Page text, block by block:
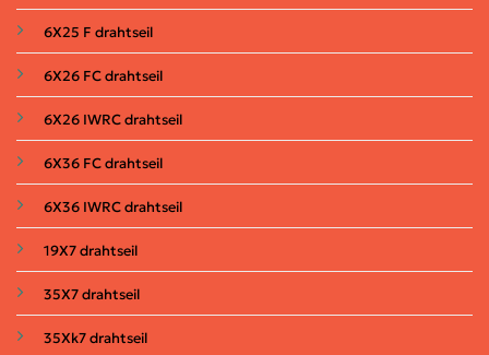
6X25 F drahtseil
6X26 FC drahtseil
6X26 IWRCdrahtseil
6X36 FCdrahtseil
6X36 IWRC drahtseil
19X7drahtseil
35X7drahtseil
35Xk7drahtseil